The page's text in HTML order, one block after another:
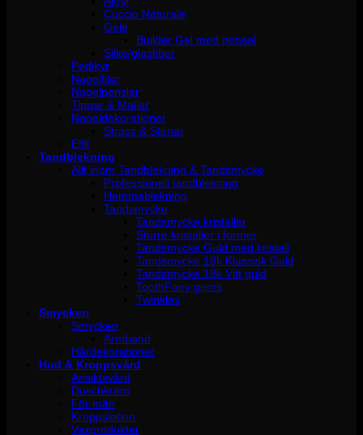
Cuccio Naturale
Gelé
Builder Gel med pensel
Silke/glasfiber
Pedikyr
Nagelfilar
Nagelpenslar
Tippar & Mallar
Nageldekorationer
Strass & Stenar
Elfil
Tandblekning
Allt inom Tandblekning & Tandsmycke
Professionell tandblekning
Hemmablekning
Tandsmycke
Tandsmycke kristaller
Större kristaller i former
Tandsmycke Guld med kristall
Tandsmycke 18k Klassisk Guld
Tandsmycke 18k Vitt guld
ToothFairy gems
Twinkles
Smycken
Smycken
Armband
Hårdekorationer
Hud & Kroppsvård
Ansiktsvård
Duschkräm
För män
Kroppslotion
Vaxprodukter